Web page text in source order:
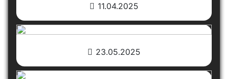
11.04.2025
23.05.2025